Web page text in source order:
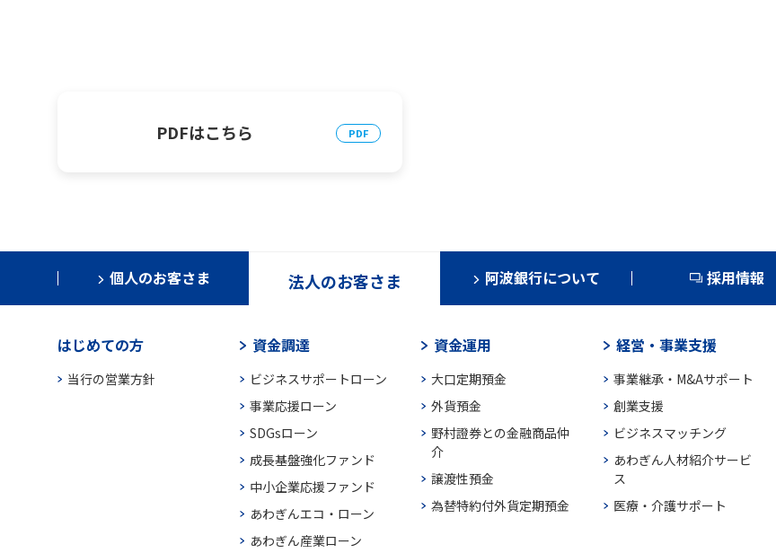
PDFはこちら
個人のお客さま 法人のお客さま 阿波銀行について 採用情報
はじめての方
当行の営業方針
資金調達
ビジネスサポートローン
事業応援ローン
SDGsローン
成長基盤強化ファンド
中小企業応援ファンド
あわぎんエコ・ローン
あわぎん産業ローン
資金運用
大口定期預金
外貨預金
野村證券との金融商品仲
介
譲渡性預金
為替特約付外貨定期預金
経営・事業支援
事業継承・M&Aサポート
創業支援
ビジネスマッチング
あわぎん人材紹介サービ
ス
医療・介護サポート